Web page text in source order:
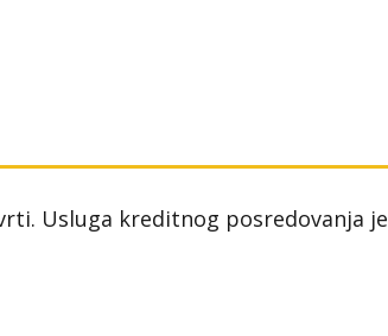
Usluga kreditnog posredovanja je